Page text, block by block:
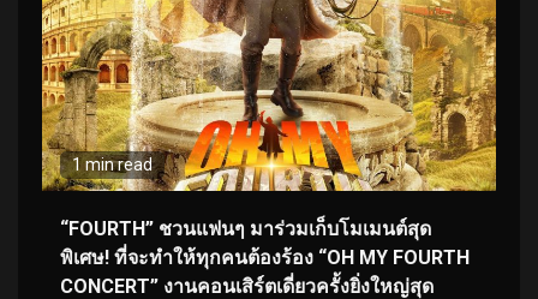
1 min read
“FOURTH” ชวนแฟนๆ มาร่วมเก็บโมเมนต์สุด
พิเศษ! ที่จะทำให้ทุกคนต้องร้อง “OH MY FOURTH
CONCERT” งานคอนเสิร์ตเดี่ยวครั้งยิ่งใหญ่สุด